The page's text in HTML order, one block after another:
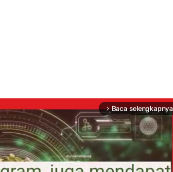
arrow_forward_ios Baca selengkapnya